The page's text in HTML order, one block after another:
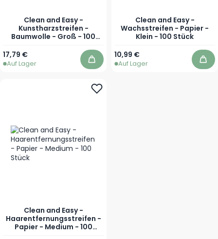
Clean and Easy -
Kunstharzstreifen -
Baumwolle - Groß - 100
17,79 €
Auf Lager In den Warenkorb
Clean and Easy -
Wachsstreifen - Papier -
Klein - 100 Stück
10,99 €
Auf Lager In
Clean and Easy -
Haarentfernungsstreifen -
Papier - Medium - 100